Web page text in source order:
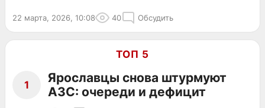
22 марта, 2026, 10:08 40 Обсудить
ТОП 5
1
Ярославцы снова штурмуют
АЗС: очереди и дефицит